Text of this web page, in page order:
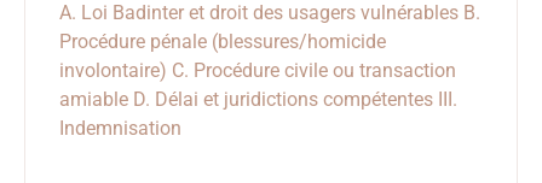
A. Loi Badinter et droit des usagers vulnérables B.
Procédure pénale (blessures/homicide
involontaire) C. Procédure civile ou transaction
amiable D. Délai et juridictions compétentes III.
Indemnisation